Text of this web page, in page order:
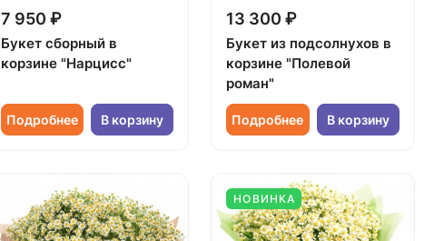
7 950 ₽
Букет сборный в
корзине "Нарцисс"
Подробнее В корзину
13 300 ₽
Букет из подсолнухов в
корзине "Полевой
роман"
Подробнее В корзину
НОВИНКА